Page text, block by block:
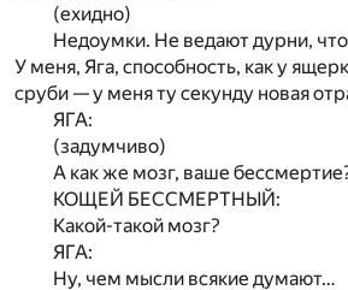
(ехидно)
Недоумки. Не ведают дурни,
У меня, Яга, способность, как у
сруби — у меня ту секунду новая
ЯГА:
(задумчиво)
А как же мозг, ваше
КОЩЕЙ БЕССМЕРТНЫЙ:
Какой-такой мозг?
ЯГА:
Ну, чем мысли всякие думают…